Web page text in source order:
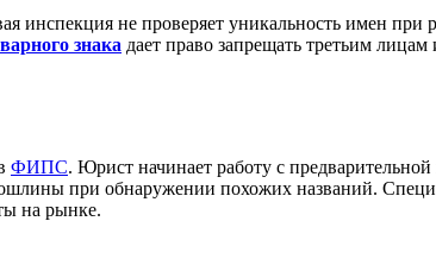
инспекция не проверяет уникальность имен
знака дает право запрещать третьим
ФИПС. Юрист начинает работу с
при обнаружении похожих названий.
на рынке.